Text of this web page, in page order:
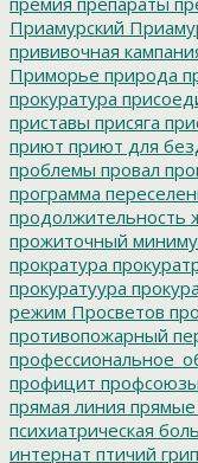
Приамурский
прививочная
Приморье природа
прокуратура
приставы присяга
приют приют для
проблемы провал
программа
продолжительность
прожиточный
прократура
прокуратуура
режим Просветов
противопожарный
профицит профсоюзы
прямая линия
психиатрическая
интернат птичий